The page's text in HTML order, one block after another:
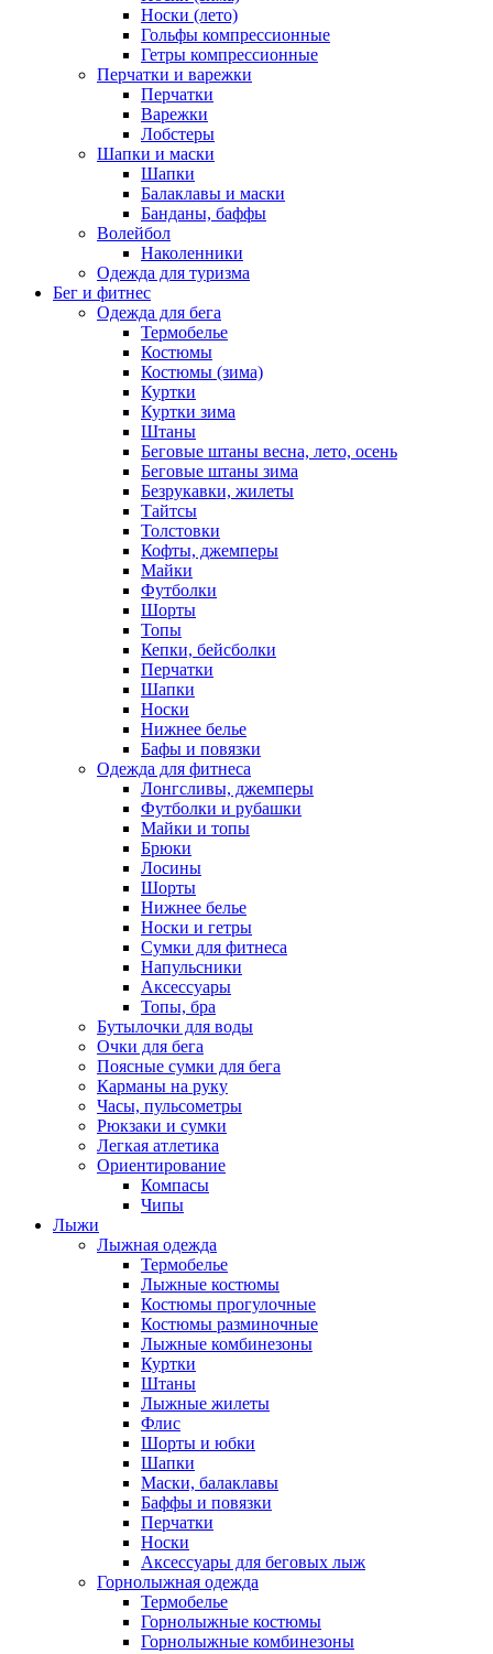
Носки (лето)
Гольфы компрессионные
Гетры компрессионные
Перчатки и варежки
Перчатки
Варежки
Лобстеры
Шапки и маски
Шапки
Балаклавы и маски
Банданы, баффы
Волейбол
Наколенники
Одежда для туризма
Бег и фитнес
Одежда для бега
Термобелье
Костюмы
Костюмы (зима)
Куртки
Куртки зима
Штаны
Беговые штаны весна, лето, осень
Беговые штаны зима
Безрукавки, жилеты
Тайтсы
Толстовки
Кофты, джемперы
Майки
Футболки
Шорты
Топы
Кепки, бейсболки
Перчатки
Шапки
Носки
Нижнее белье
Бафы и повязки
Одежда для фитнеса
Лонгсливы, джемперы
Футболки и рубашки
Майки и топы
Брюки
Лосины
Шорты
Нижнее белье
Носки и гетры
Сумки для фитнеса
Напульсники
Аксессуары
Топы, бра
Бутылочки для воды
Очки для бега
Поясные сумки для бега
Карманы на руку
Часы, пульсометры
Рюкзаки и сумки
Легкая атлетика
Ориентирование
Компасы
Чипы
Лыжи
Лыжная одежда
Термобелье
Лыжные костюмы
Костюмы прогулочные
Костюмы разминочные
Лыжные комбинезоны
Куртки
Штаны
Лыжные жилеты
Флис
Шорты и юбки
Шапки
Маски, балаклавы
Баффы и повязки
Перчатки
Носки
Аксессуары для беговых лыж
Горнолыжная одежда
Термобелье
Горнолыжные костюмы
Горнолыжные комбинезоны